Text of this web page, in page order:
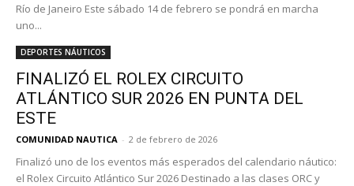
Río de Janeiro Este sábado 14 de febrero se pondrá en marcha
uno...
DEPORTES NÁUTICOS
FINALIZÓ EL ROLEX CIRCUITO
ATLÁNTICO SUR 2026 EN PUNTA DEL
ESTE
COMUNIDAD NAUTICA - 2 de febrero de 2026
Finalizó uno de los eventos más esperados del calendario náutico:
el Rolex Circuito Atlántico Sur 2026 Destinado a las clases ORC y